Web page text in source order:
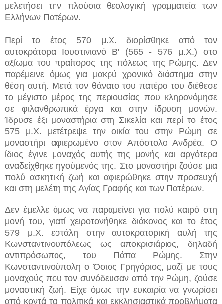
μελετήσει την πλούσια θεολογική γραμματεία των
Ελλήνων Πατέρων.
Περί το έτος 570 μ.Χ. διορίσθηκε από τον
αυτοκράτορα Ιουστινιανό Β' (565 - 576 μ.Χ.) στο
αξίωμα του πραίτορος της πόλεως της Ρώμης. Δεν
παρέμεινε όμως για μακρύ χρονικό διάστημα στην
θέση αυτή. Μετά τον θάνατο του πατέρα του διέθεσε
το μέγιστο μέρος της περιουσίας που κληρονόμησε
σε φιλανθρωπικά έργα και στην ίδρυση μονών.
Ίδρυσε έξι μοναστήρια στη Σικελία και περί το έτος
575 μ.Χ. μετέτρεψε την οικία του στην Ρώμη σε
μοναστήρι αφιερωμένο στον Απόστολο Ανδρέα. Ο
ίδιος έγινε μοναχός αυτής της μονής και αργότερα
αναδείχθηκε ηγούμενός της. Στο μοναστήρι ζούσε μια
πολύ ασκητική ζωή και αφιερώθηκε στην προσευχή
και στη μελέτη της Αγίας Γραφής και των Πατέρων.
Δεν έμελλε όμως να παραμείνει για πολύ καιρό στη
μονή του, γιατί χειροτονήθηκε διάκονος και το έτος
579 μ.Χ. εστάλη στην αυτοκρατορική αυλή της
Κωνσταντινουπόλεως ως αποκρισιάριος, δηλαδή
αντιπρόσωπος, του Πάπα Ρώμης. Στην
Κωνσταντινούπολη ο Όσιος Γρηγόριος, μαζί με τους
μοναχούς που τον συνόδευσαν από την Ρώμη, ζούσε
μοναστική ζωή. Είχε όμως την ευκαιρία να γνωρίσει
από κοντά τα πολιτικά και εκκλησιαστικά προβλήματα